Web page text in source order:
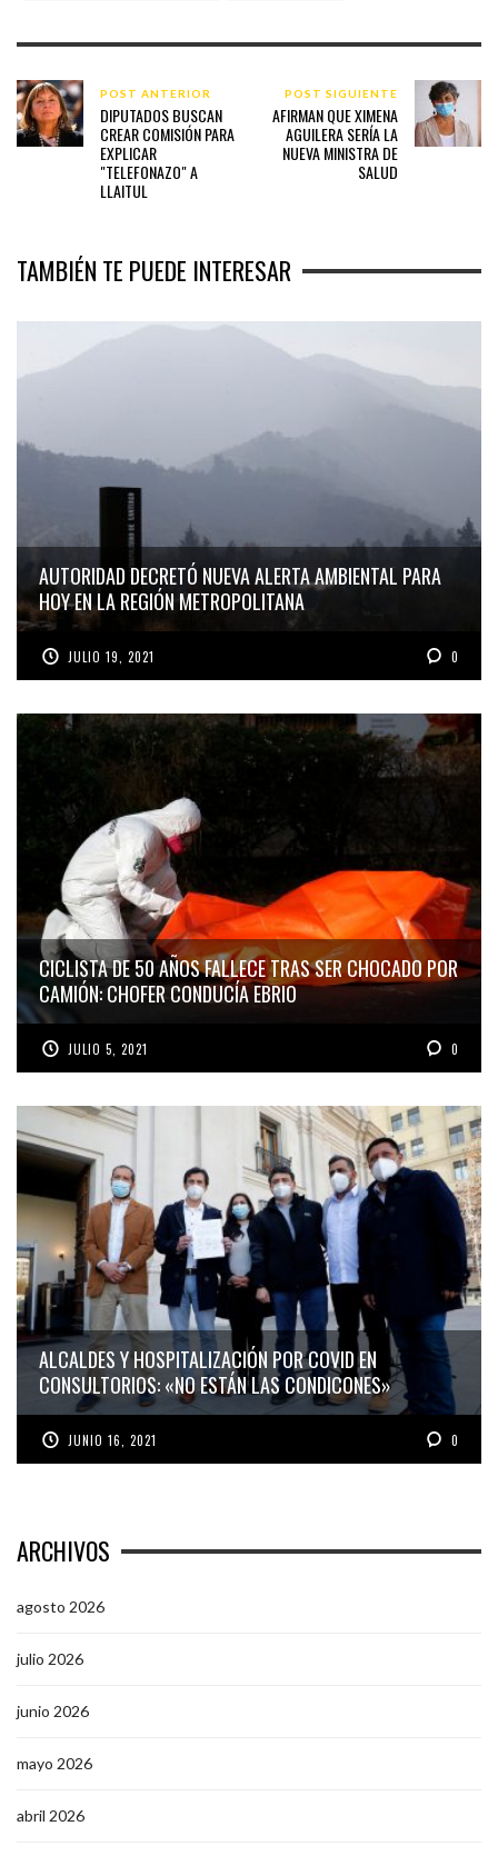
POST ANTERIOR
DIPUTADOS BUSCAN
CREAR COMISIÓN PARA
EXPLICAR
"TELEFONAZO" A
LLAITUL
POST SIGUIENTE
AFIRMAN QUE XIMENA
AGUILERA SERÍA LA
NUEVA MINISTRA DE
SALUD
TAMBIÉN TE PUEDE INTERESAR
AUTORIDAD DECRETÓ NUEVA ALERTA AMBIENTAL PARA
HOY EN LA REGIÓN METROPOLITANA
JULIO 19, 2021 0
CICLISTA DE 50 AÑOS FALLECE TRAS SER CHOCADO POR
CAMIÓN: CHOFER CONDUCÍA EBRIO
JULIO 5, 2021 0
ALCALDES Y HOSPITALIZACIÓN POR COVID EN
CONSULTORIOS: «NO ESTÁN LAS CONDICONES»
JUNIO 16, 2021 0
ARCHIVOS
agosto 2026
julio 2026
junio 2026
mayo 2026
abril 2026